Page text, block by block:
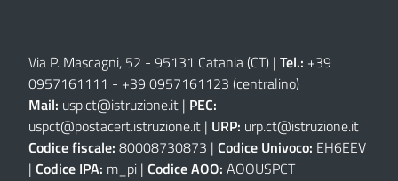
Via P. Mascagni, 52 - 95131 Catania (CT) | Tel.: +39
0957161111 - +39 0957161123 (centralino)
Mail: usp.ct@istruzione.it | PEC:
uspct@postacert.istruzione.it | URP: urp.ct@istruzione.it
Codice fiscale: 80008730873 | Codice Univoco: EH6EEV
| Codice IPA: m_pi | Codice AOO: AOOUSPCT